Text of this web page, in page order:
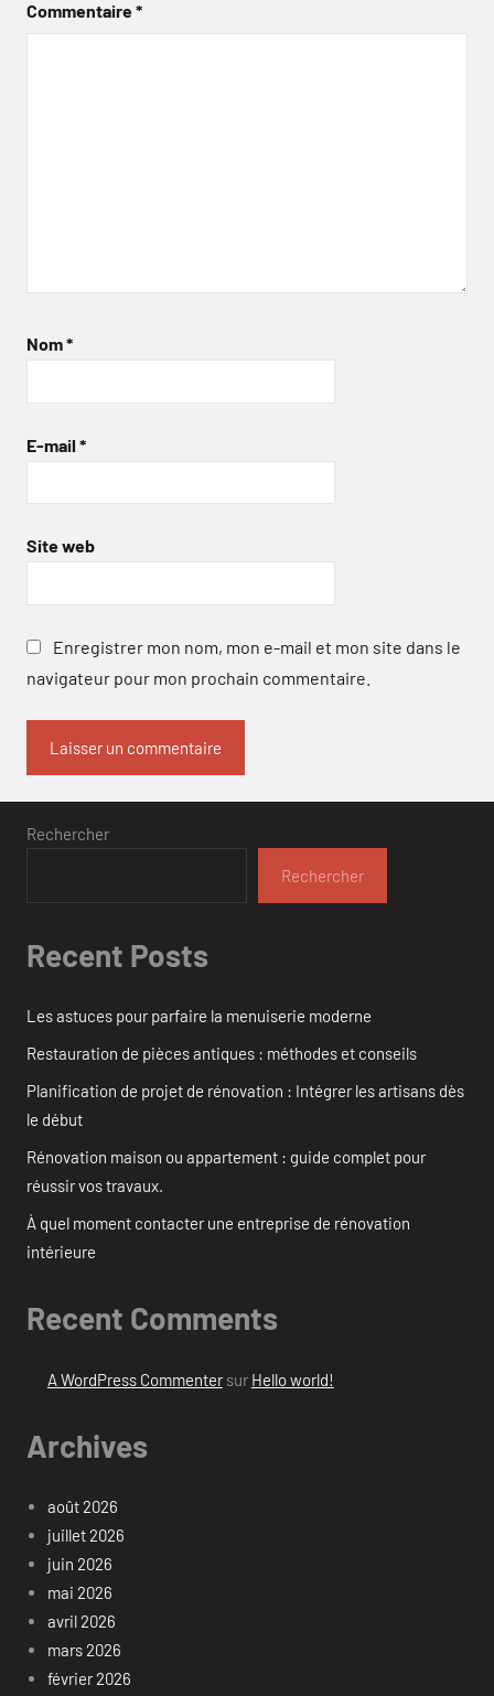
Commentaire*
Nom*
E-mail *
Site web
Enregistrer mon nom, mon e-mail et mon site dans le
navigateur pour mon prochain commentaire.
Rechercher
Rechercher
Recent Posts
Les astuces pour parfaire la menuiserie moderne
Restauration de pièces antiques : méthodes et conseils
Planification de projet de rénovation : Intégrer les artisans dès
le début
Rénovation maison ou appartement : guide complet pour
réussir vos travaux.
À quel moment contacter une entreprise de rénovation
intérieure
Recent Comments
A WordPress Commentersur Hello world!
Archives
août 2026
juillet 2026
juin 2026
mai 2026
avril 2026
mars 2026
février 2026